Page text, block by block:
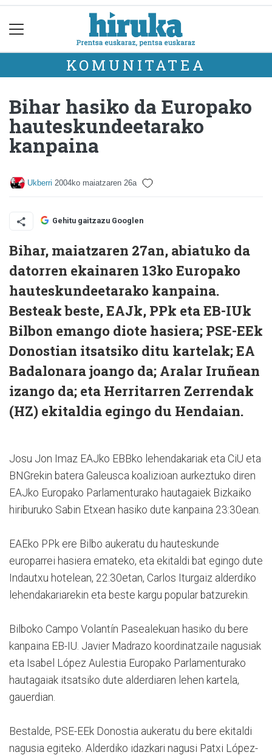
KOMUNITATEA
Bihar hasiko da Europako
hauteskundeetarako
kanpaina
Ukberri 2004ko maiatzaren 26a
Gehitu gaitzazu Googlen
Bihar, maiatzaren 27an, abiatuko da
datorren ekainaren 13ko Europako
hauteskundeetarako kanpaina.
Besteak beste, EAJk, PPk eta EB-IUk
Bilbon emango diote hasiera; PSE-EEk
Donostian itsatsiko ditu kartelak; EA
Badalonara joango da; Aralar Iruñean
izango da; eta Herritarren Zerrendak
(HZ) ekitaldia egingo du Hendaian.
Josu Jon Imaz EAJko EBBko lehendakariak eta CiU eta
BNGrekin batera Galeusca koalizioan aurkeztuko diren
EAJko Europako Parlamenturako hautagaiek Bizkaiko
hiriburuko Sabin Etxean hasiko dute kanpaina 23:30ean.
EAEko PPk ere Bilbo aukeratu du hauteskunde
europarrei hasiera emateko, eta ekitaldi bat egingo dute
Indautxu hotelean, 22:30etan, Carlos Iturgaiz alderdiko
lehendakariarekin eta beste kargu popular batzurekin.
Bilboko Campo Volantín Pasealekuan hasiko du bere
kanpaina EB-IU. Javier Madrazo koordinatzaile nagusiak
eta Isabel López Aulestia Europako Parlamenturako
hautagaiak itsatsiko dute alderdiaren lehen kartela,
gauerdian.
Bestalde, PSE-EEk Donostia aukeratu du bere ekitaldi
nagusia egiteko. Alderdiko idazkari nagusi Patxi López-